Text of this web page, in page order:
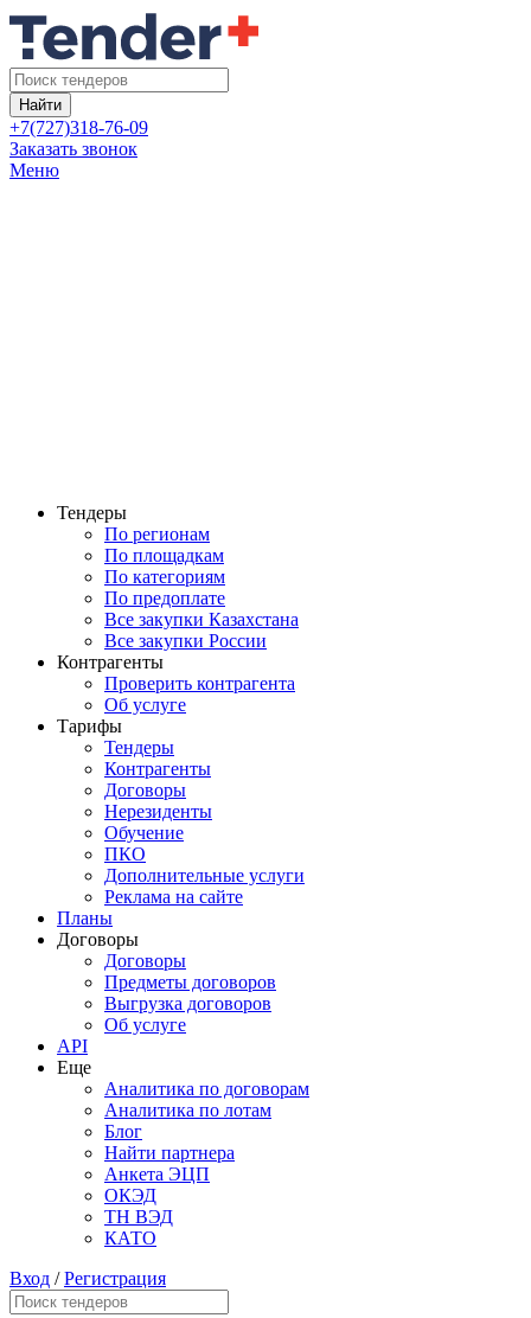
Найти
+7(727)318-76-09
Заказать звонок
Меню
Тендеры
По регионам
По площадкам
По категориям
По предоплате
Все закупки Казахстана
Все закупки России
Контрагенты
Проверить контрагента
Об услуге
Тарифы
Тендеры
Контрагенты
Договоры
Нерезиденты
Обучение
ПКО
Дополнительные услуги
Реклама на сайте
Планы
Договоры
Договоры
Предметы договоров
Выгрузка договоров
Об услуге
API
Еще
Аналитика по договорам
Аналитика по лотам
Блог
Найти партнера
Анкета ЭЦП
ОКЭД
ТН ВЭД
КАТО
Вход /Регистрация